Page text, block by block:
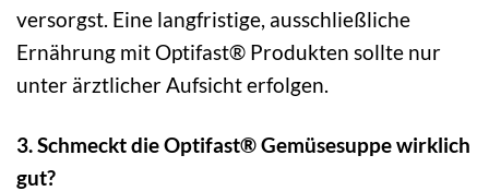
versorgst. Eine langfristige, ausschließliche
Ernährung mit Optifast® Produkten sollte nur
unter ärztlicher Aufsicht erfolgen.
3. Schmeckt die Optifast® Gemüsesuppe wirklich
gut?